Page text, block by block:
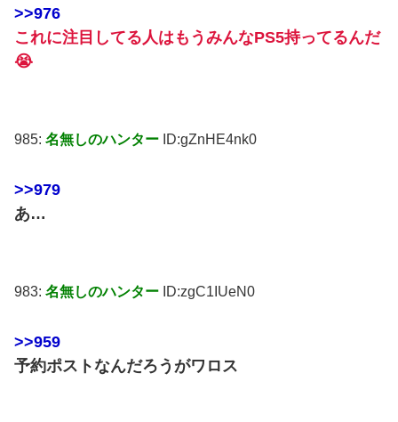
>>976
これに注目してる人はもうみんなPS5持ってるんだ
😭
985: 名無しのハンター ID:gZnHE4nk0
>>979
あ…
983: 名無しのハンター ID:zgC1IUeN0
>>959
予約ポストなんだろうがワロス